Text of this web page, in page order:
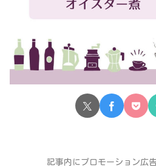
記事内にプロモーション広